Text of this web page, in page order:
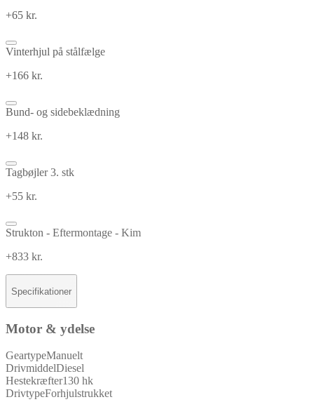
+65 kr.
Vinterhjul på stålfælge
+166 kr.
Bund- og sidebeklædning
+148 kr.
Tagbøjler 3. stk
+55 kr.
Strukton - Eftermontage - Kim
+833 kr.
Specifikationer
Motor & ydelse
GeartypeManuelt
DrivmiddelDiesel
Hestekræfter130 hk
DrivtypeForhjulstrukket